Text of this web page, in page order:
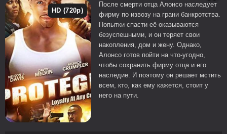
HD (720p)
После смерти отца Алонсо наследует
фирму по извозу на грани банкротства.
Попытки спасти её оказываются
безуспешными, и он теряет свои
накопления, дом и жену. Однако,
Алонсо готов пойти на что-угодно,
чтобы сохранить фирму отца и его
наследие. И поэтому он решает мстить
всем, кто, как ему кажется, стоит у
него на пути.